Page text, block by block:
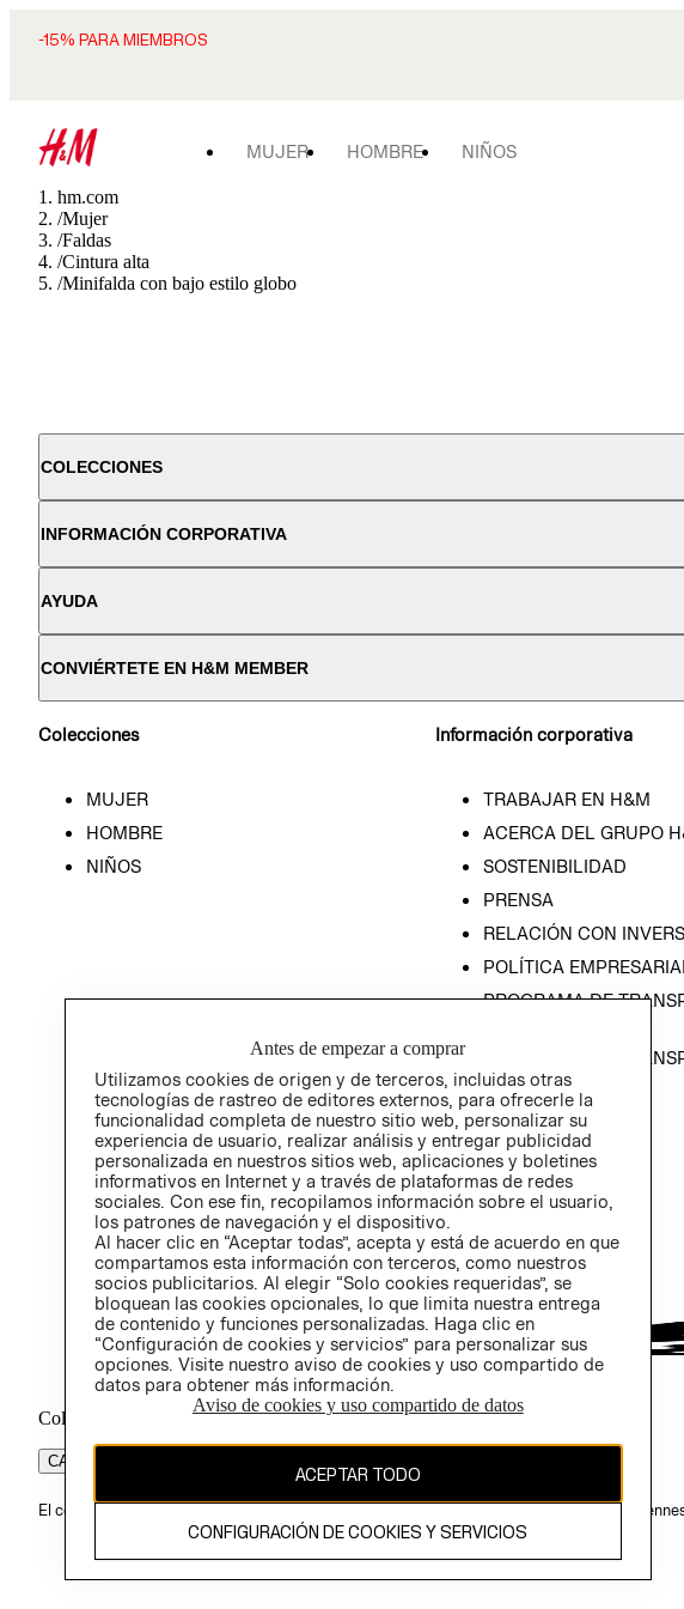
-15% PARA MIEMBROS
MUJER HOMBRE NIÑOS
hm.com
/Mujer
/Faldas
/Cintura alta
/Minifalda con bajo estilo globo
COLECCIONES
INFORMACIÓN CORPORATIVA
AYUDA
CONVIÉRTETE EN H&M MEMBER
Colecciones
MUJER
HOMBRE
NIÑOS
Información corporativa
TRABAJAR EN H&M
ACERCA DEL GRUPO
SOSTENIBILIDAD
PRENSA
RELACIÓN CON
POLÍTICA
PROGRAMA DE
PROGRAMA DE
ÉTICA (INGLÉS)
Colombia ($)
CAMBIAR REGIÓN
El contenido de esta página web está protegido por copyright y es propiedad de H&M
Antes de empezar a comprar
Utilizamos cookies de origen y de terceros, incluidas otras
tecnologías de rastreo de editores externos, para ofrecerle la
funcionalidad completa de nuestro sitio web, personalizar su
experiencia de usuario, realizar análisis y entregar publicidad
personalizada en nuestros sitios web, aplicaciones y boletines
informativos en Internet y a través de plataformas de redes
sociales. Con ese fin, recopilamos información sobre el usuario,
los patrones de navegación y el dispositivo.
Al hacer clic en “Aceptar todas”, acepta y está de acuerdo en que
compartamos esta información con terceros, como nuestros
socios publicitarios. Al elegir “Solo cookies requeridas”, se
bloquean las cookies opcionales, lo que limita nuestra entrega
de contenido y funciones personalizadas. Haga clic en
“Configuración de cookies y servicios” para personalizar sus
opciones. Visite nuestro aviso de cookies y uso compartido de
datos para obtener más información.
Aviso de cookies y uso compartido de datos
ACEPTAR TODO
CONFIGURACIÓN DE COOKIES Y SERVICIOS